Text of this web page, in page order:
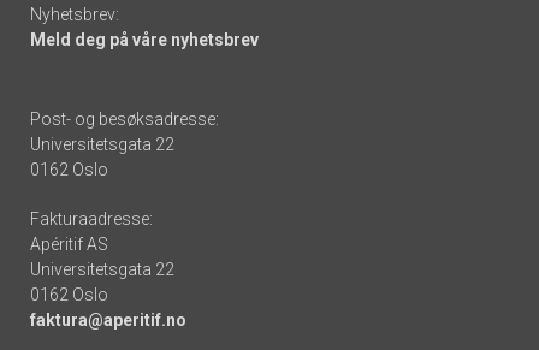
Nyhetsbrev:
Meld deg på våre nyhetsbrev
Post- og besøksadresse:
Universitetsgata 22
0162 Oslo
Fakturaadresse:
Apéritif AS
Universitetsgata 22
0162 Oslo
faktura@aperitif.no